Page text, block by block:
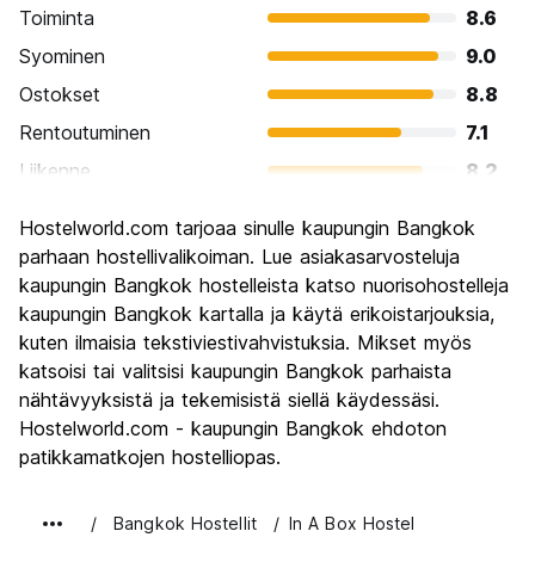
Toiminta
8.6
Syominen
9.0
Ostokset
8.8
Rentoutuminen
7.1
Liikenne
8.2
Kulttuuri
Yöelämä
8.6
Rahanarvoinen
8.6
Hostelworld.com tarjoaa sinulle kaupungin Bangkok
parhaan hostellivalikoiman. Lue asiakasarvosteluja
kaupungin Bangkok hostelleista katso nuorisohostelleja
kaupungin Bangkok kartalla ja käytä erikoistarjouksia,
kuten ilmaisia tekstiviestivahvistuksia. Mikset myös
katsoisi tai valitsisi kaupungin Bangkok parhaista
nähtävyyksistä ja tekemisistä siellä käydessäsi.
Hostelworld.com - kaupungin Bangkok ehdoton
patikkamatkojen hostelliopas.
Bangkok Hostellit In A Box Hostel